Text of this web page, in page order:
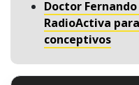
Doctor
RadioActiva
conceptivos